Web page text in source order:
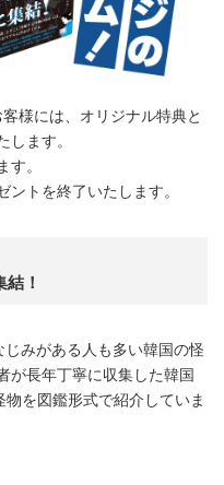
様には、オリジナル特典と
します。
。
トを終了いたします。
！
みがある人も多い韓国の怪
が長年丁寧に収集した韓国
を図鑑形式で紹介していま